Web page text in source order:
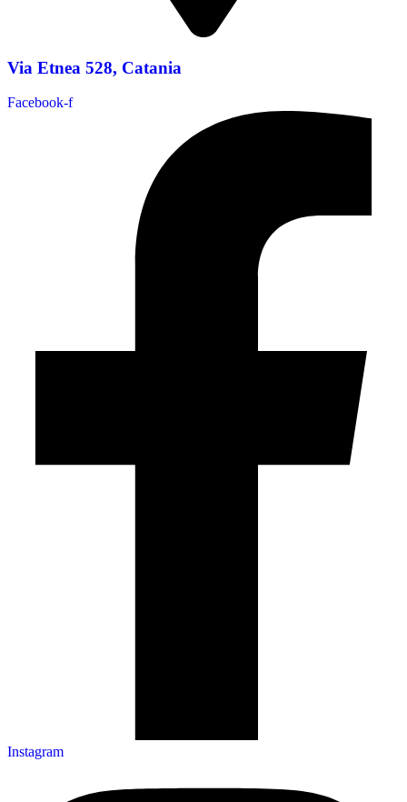
Via Etnea 528, Catania
Facebook-f
Instagram